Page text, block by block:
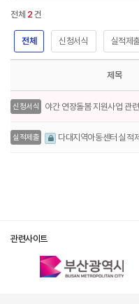
전체 2 건
전체 신청서식 실적제
제목
신청서식 야간 연장돌봄 지원사업 관
실적제출 다대지역아동센터 실적
관련사이트